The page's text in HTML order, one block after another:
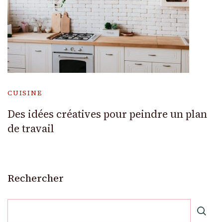
CUISINE
Des idées créatives pour peindre un plan
de travail
Rechercher